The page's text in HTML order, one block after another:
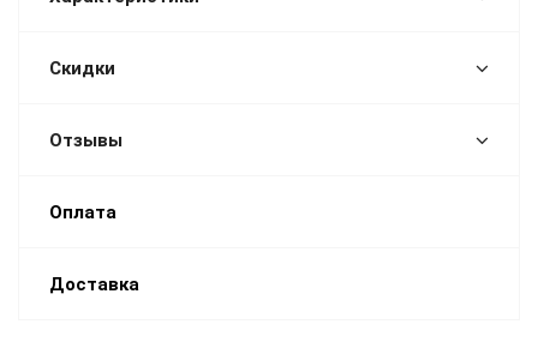
Скидки
Отзывы
Оплата
Доставка